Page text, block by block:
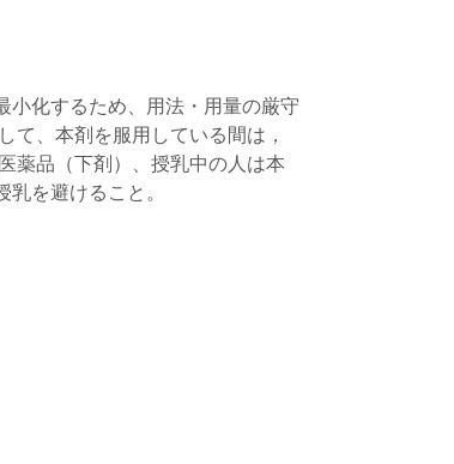
小化するため、用法・用量の厳守
て、本剤を服用している間は，
薬品（下剤）、授乳中の人は本
を避けること。